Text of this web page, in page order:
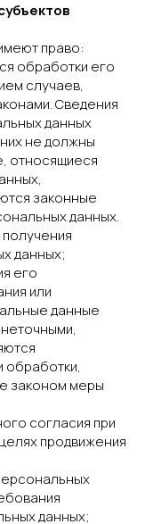
право:
обработки его
случаев,
Сведения
данных
не должны
относящиеся
законные
данных.
данных;
его
или
данные
обработки,
законом меры
согласия при
продвижения
данных;